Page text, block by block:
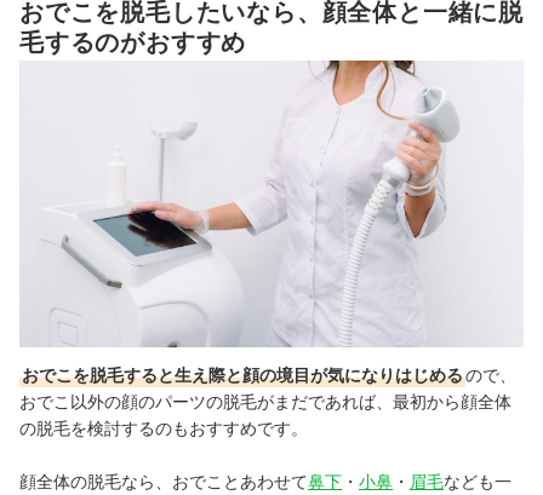
おでこを脱毛したいなら、顔全体と一緒に脱
毛するのがおすすめ
おでこを脱毛すると生え際と顔の境目が気になりはじめるので、
おでこ以外の顔のパーツの脱毛がまだであれば、最初から顔全体
の脱毛を検討するのもおすすめです。
顔全体の脱毛なら、おでことあわせて鼻下 ・ 小鼻 ・ 眉毛なども一